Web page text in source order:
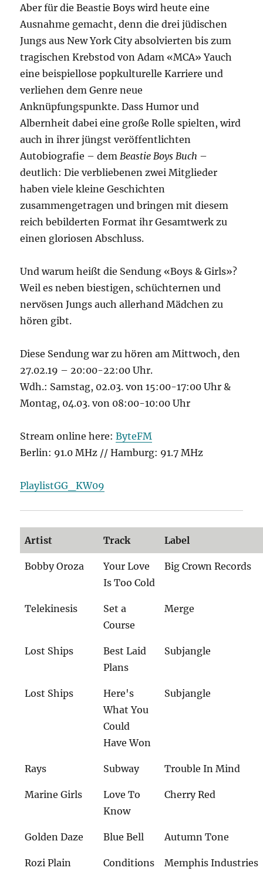
Aber für die Beastie Boys wird heute eine
Ausnahme gemacht, denn die drei jüdischen
Jungs aus New York City absolvierten bis zum
tragischen Krebstod von Adam «MCA» Yauch
eine beispiellose popkulturelle Karriere und
verliehen dem Genre neue
Anknüpfungspunkte. Dass Humor und
Albernheit dabei eine große Rolle spielten, wird
auch in ihrer jüngst veröffentlichten
Autobiografie – demBeastie Boys Buch –
deutlich: Die verbliebenen zwei Mitglieder
haben viele kleine Geschichten
zusammengetragen und bringen mit diesem
reich bebilderten Format ihr Gesamtwerk zu
einen gloriosen Abschluss.
Und warum heißt die Sendung «Boys & Girls»?
Weil es neben biestigen, schüchternen und
nervösen Jungs auch allerhand Mädchen zu
hören gibt.
Diese Sendung war zu hören am Mittwoch, den
27.02.19 – 20:00-22:00 Uhr.
Wdh.: Samstag, 02.03. von 15:00-17:00 Uhr &
Montag, 04.03. von 08:00-10:00 Uhr
Stream online here:ByteFM
Berlin: 91.0 MHz // Hamburg: 91.7 MHz
PlaylistGG_KW09
Artist Track Label
Bobby Oroza
Your Love
Is Too Cold
Big Crown Records
Telekinesis
Set a
Course
Merge
Lost Ships
Best Laid
Plans
Subjangle
Lost Ships
Here's
What You
Could
Have Won
Subjangle
Rays Subway Trouble In Mind
Marine Girls
Love To
Know
Cherry Red
Golden Daze Blue Bell Autumn Tone
Rozi Plain Conditions Memphis Industries